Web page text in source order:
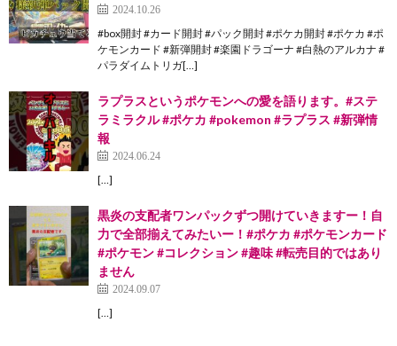
2024.10.26
#box開封 #カード開封 #パック開封 #ポケカ開封 #ポケカ #ポ
ケモンカード #新弾開封 #楽園ドラゴーナ #白熱のアルカナ #
パラダイムトリガ[…]
ラプラスというポケモンへの愛を語ります。#ステ
ラミラクル #ポケカ #pokemon #ラプラス #新弾情
報
2024.06.24
[…]
黒炎の支配者ワンパックずつ開けていきますー！自
力で全部揃えてみたいー！#ポケカ #ポケモンカード
#ポケモン #コレクション #趣味 #転売目的ではあり
ません
2024.09.07
[…]